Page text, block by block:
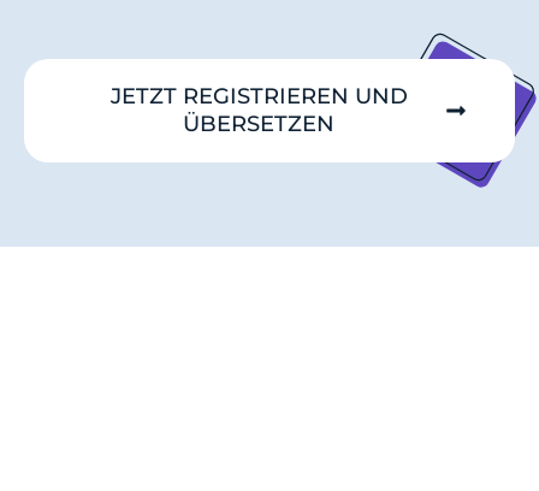
JETZT REGISTRIEREN UND
ÜBERSETZEN